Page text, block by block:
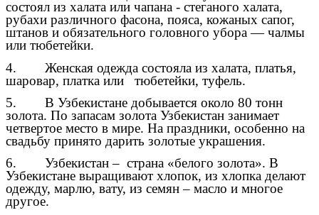
состоял из халата или чапана - стеганого халата,
рубахи различного фасона, пояса, кожаных сапог,
штанов и обязательного головного убора — чалмы
или тюбетейки.
4. Женская одежда состояла из халата, платья,
шаровар, платка или тюбетейки, туфель.
5. В Узбекистане добывается около 80 тонн
золота. По запасам золота Узбекистан занимает
четвертое место в мире. На праздники, особенно на
свадьбу принято дарить золотые украшения.
6. Узбекистан – страна «белого золота». В
Узбекистане выращивают хлопок, из хлопка делают
одежду, марлю, вату, из семян – масло и многое
другое.